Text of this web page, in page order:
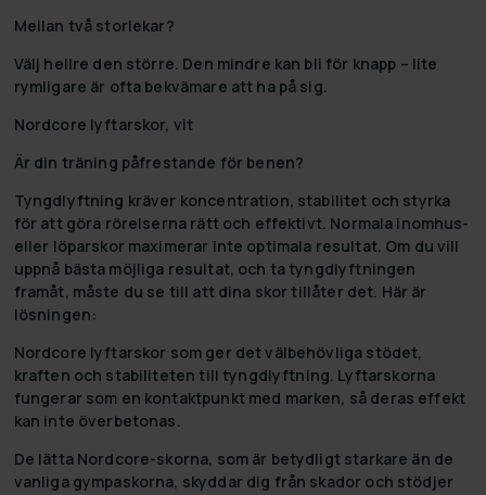
Mellan två storlekar?
Välj hellre den större. Den mindre kan bli för knapp – lite
rymligare är ofta bekvämare att ha på sig.
Nordcore lyftarskor, vit
Är din träning påfrestande för benen?
Tyngdlyftning kräver koncentration, stabilitet och styrka
för att göra rörelserna rätt och effektivt. Normala inomhus-
eller löparskor maximerar inte optimala resultat. Om du vill
uppnå bästa möjliga resultat, och ta tyngdlyftningen
framåt, måste du se till att dina skor tillåter det. Här är
lösningen:
Nordcore lyftarskor som ger det välbehövliga stödet,
kraften och stabiliteten till tyngdlyftning. Lyftarskorna
fungerar som en kontaktpunkt med marken, så deras effekt
kan inte överbetonas.
De lätta Nordcore-skorna, som är betydligt starkare än de
vanliga gympaskorna, skyddar dig från skador och stödjer